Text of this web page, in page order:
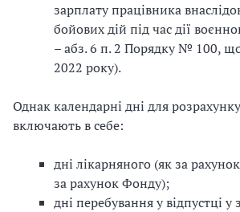
зарплату працівника
бойових дій під час дії
– абз. 6 п. 2 Порядку № 100, що
2022 року).
Однак календарні дні для
включають в себе:
дні лікарняного (як за
за рахунок Фонду);
дні перебування у відпустці у